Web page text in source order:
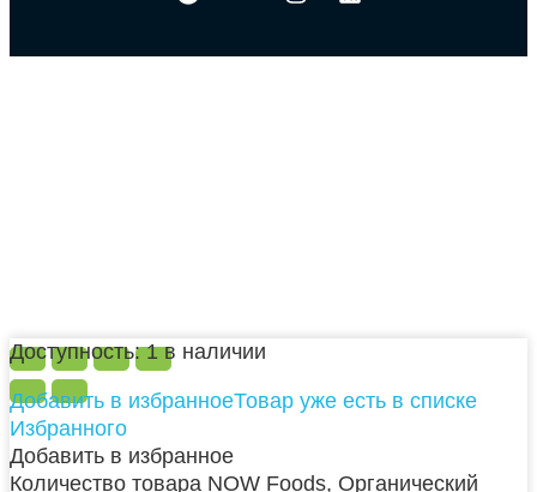
Доступность: 1 в наличии
Добавить в избранноеТовар уже есть в списке
Избранного
Добавить в избранное
Количество товара NOW Foods, Органический